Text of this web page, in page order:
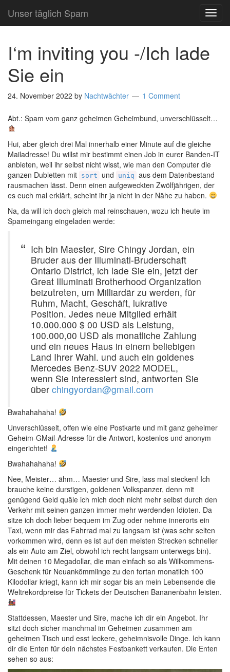
Unser täglich Spam
I‘m inviting you -/Ich lade
Sie ein
24. November 2022 by Nachtwächter 1 Comment
Abt.: Spam vom ganz geheimen Geheimbund, unverschlüsselt…
Hui, aber gleich drei Mal innerhalb einer Minute auf die gleiche
Mailadresse! Du willst mir bestimmt einen Job in eurer Banden-IT
anbieten, weil ihr selbst nicht wisst, wie man den Computer die
ganzen Dubletten mit sort und uniq aus dem Datenbestand
rausmachen lässt. Denn einen aufgeweckten Zwölfjährigen, der
es euch mal erklärt, scheint ihr ja nicht in der Nähe zu haben.
Na, da will ich doch gleich mal reinschauen, wozu ich heute im
Spameingang eingeladen werde:
Ich bin Maester, Sire Chingy Jordan, ein
Bruder aus der Illuminati-Bruderschaft
Ontario District, ich lade Sie ein, jetzt der
Great Illuminati Brotherhood Organization
beizutreten, um Milliardär zu werden, für
Ruhm, Macht, Geschäft, lukrative
Position. Jedes neue Mitglied erhält
10.000.000 $ 00 USD als Leistung,
100.000,00 USD als monatliche Zahlung
und ein neues Haus in einem beliebigen
Land Ihrer Wahl. und auch ein goldenes
Mercedes Benz-SUV 2022 MODEL,
wenn Sie interessiert sind, antworten Sie
über chingyordan@gmail.com
Bwahahahaha!
Unverschlüsselt, offen wie eine Postkarte und mit ganz geheimer
Geheim-GMail-Adresse für die Antwort, kostenlos und anonym
eingerichtet!
Bwahahahaha!
Nee, Meister… ähm… Maester und Sire, lass mal stecken! Ich
brauche keine durstigen, goldenen Volkspanzer, denn mit
genügend Geld quäle ich mich doch nicht mehr selbst durch den
Verkehr mit seinen ganzen immer mehr werdenden Idioten. Da
sitze ich doch lieber bequem im Zug oder nehme innerorts ein
Taxi, wenn mir das Fahrrad mal zu langsam ist (was sehr selten
vorkommen wird, denn es ist auf den meisten Strecken schneller
als ein Auto am Ziel, obwohl ich recht langsam unterwegs bin).
Mit deinen 10 Megadollar, die man einfach so als Willkommens-
Geschenk für Neuankömmlinge zu den fortan monatlich 100
Kilodollar kriegt, kann ich mir sogar bis an mein Lebensende die
Weltrekordpreise für Tickets der Deutschen Bananenbahn leisten.
Stattdessen, Maester und Sire, mache ich dir ein Angebot. Ihr
sitzt doch sicher manchmal im Geheimen zusammen am
geheimen Tisch und esst leckere, geheimnisvolle Dinge. Ich kann
dir die Enten für dein nächstes Festbankett verkaufen. Die Enten
sehen so aus: